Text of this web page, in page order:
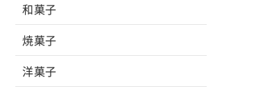
和菓子
焼菓子
洋菓子